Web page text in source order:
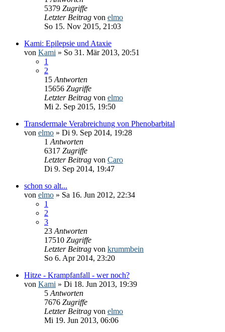
5379 Zugriffe
Letzter Beitrag von elmo
So 15. Nov 2015, 21:03
Kami: Epilepsie und Ataxie
von Kami » So 31. Mär 2013, 20:51
1
2
15 Antworten
15656 Zugriffe
Letzter Beitrag von elmo
Mi 2. Sep 2015, 19:50
Transdermale Verabreichung von Phenobarbital
von elmo » Di 9. Sep 2014, 19:28
1 Antworten
6317 Zugriffe
Letzter Beitrag von Caro
Di 9. Sep 2014, 19:47
schon so alt...
von elmo » Sa 16. Jun 2012, 22:34
1
2
3
23 Antworten
17510 Zugriffe
Letzter Beitrag von krummbein
So 6. Apr 2014, 23:20
Hitze - Krampfanfall - wer noch?
von Kami » Di 18. Jun 2013, 19:39
5 Antworten
7676 Zugriffe
Letzter Beitrag von elmo
Mi 19. Jun 2013, 06:06